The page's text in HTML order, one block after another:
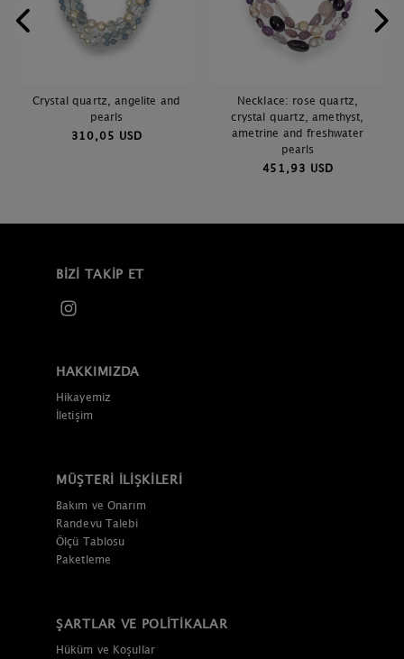
Crystal quartz, angelite and
pearls
310,05 USD
Necklace: rose quartz,
crystal quartz, amethyst,
ametrine and freshwater
pearls
451,93 USD
BIZI TAKIP ET
HAKKIMIZDA
Hikayemiz
İletişim
MÜŞTERI İLIŞKILERI
Bakım ve Onarım
Randevu Talebi
Ölçü Tablosu
Paketleme
ŞARTLAR VE POLITIKALAR
Hüküm ve Koşullar